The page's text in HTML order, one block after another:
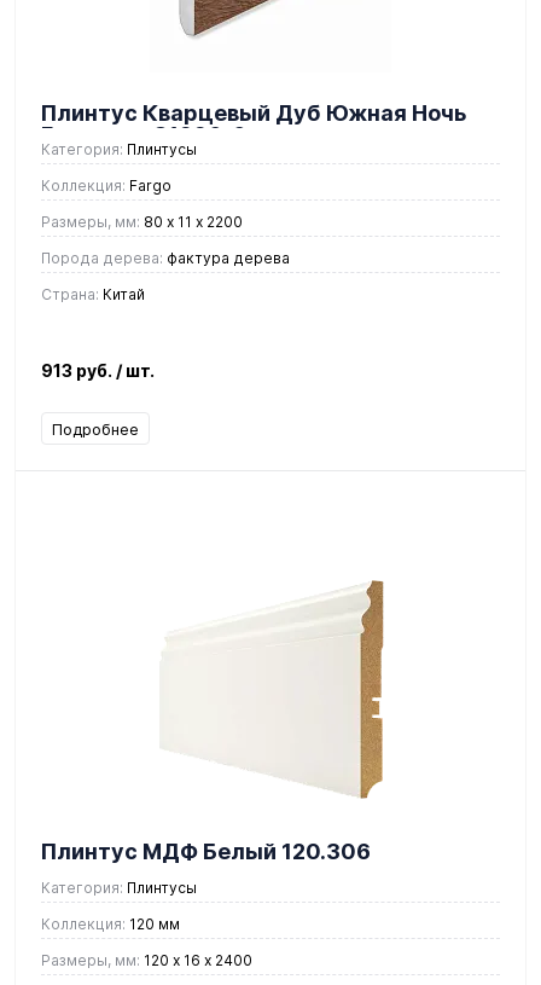
Плинтус Кварцевый Дуб Южная Ночь
Градиент 81996-6
Категория: Плинтусы
Коллекция: Fargo
Размеры, мм: 80 х 11 х 2200
Порода дерева: фактура дерева
Страна: Китай
913 руб. / шт.
Подробнее
Плинтус МДФ Белый 120.306
Категория: Плинтусы
Коллекция: 120 мм
Размеры, мм: 120 х 16 х 2400